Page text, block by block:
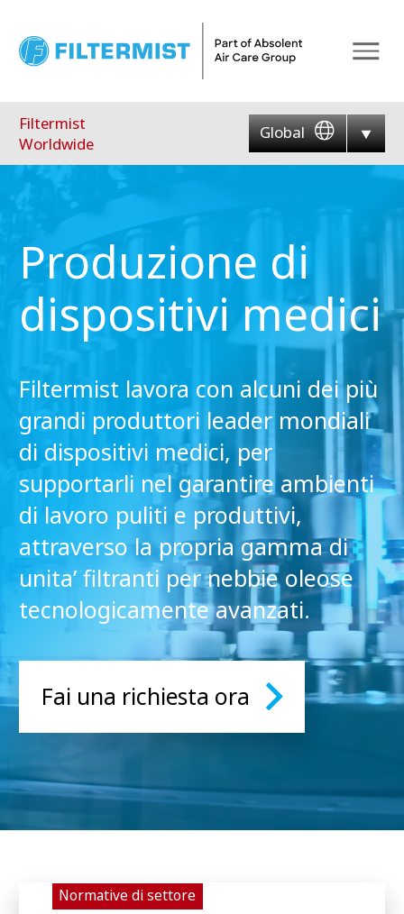
Filtermist
Worldwide
Global
Produzione di
dispositivi medici
Filtermist lavora con alcuni dei più
grandi produttori leader mondiali
di dispositivi medici, per
supportarli nel garantire ambienti
di lavoro puliti e produttivi,
attraverso la propria gamma di
unita’ filtranti per nebbie oleose
tecnologicamente avanzati.
Fai una richiesta ora
Normative di settore